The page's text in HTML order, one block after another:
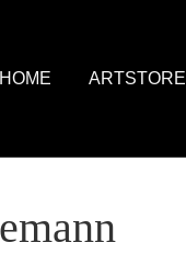
HOME ARTSTORE